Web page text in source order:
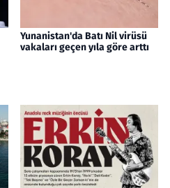
Yunanistan'da Batı Nil virüsü
vakaları geçen yıla göre arttı